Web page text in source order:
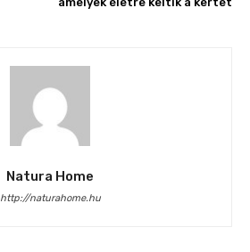
Natura Home
http://naturahome.hu